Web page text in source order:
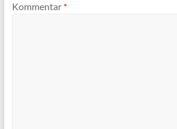
Kommentar *